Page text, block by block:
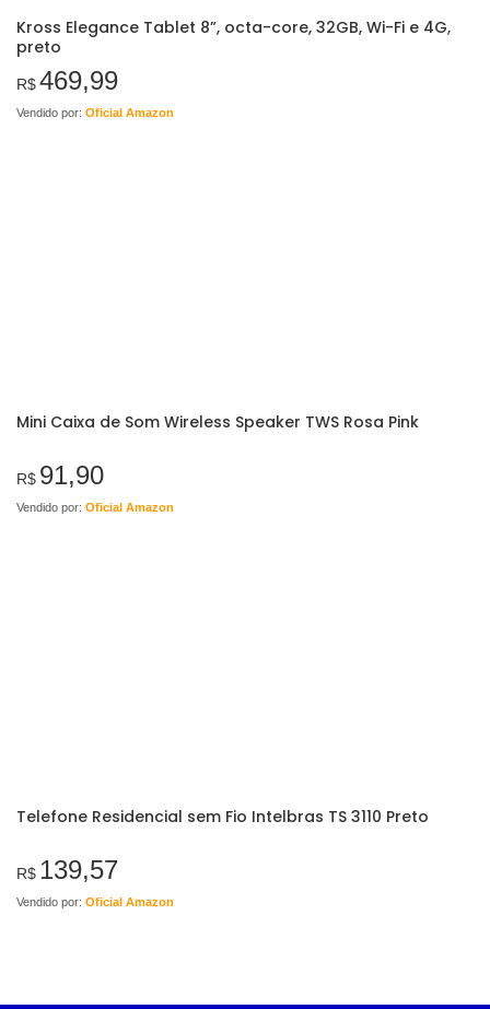
Kross Elegance Tablet 8”, octa-core, 32GB, Wi-Fi e 4G,
preto
R$469,99
Vendido por: Oficial Amazon
Mini Caixa de Som Wireless Speaker TWS Rosa Pink
R$ 91,90
Vendido por: Oficial Amazon
Telefone Residencial sem Fio Intelbras TS 3110 Preto
R$ 139,57
Vendido por: Oficial Amazon